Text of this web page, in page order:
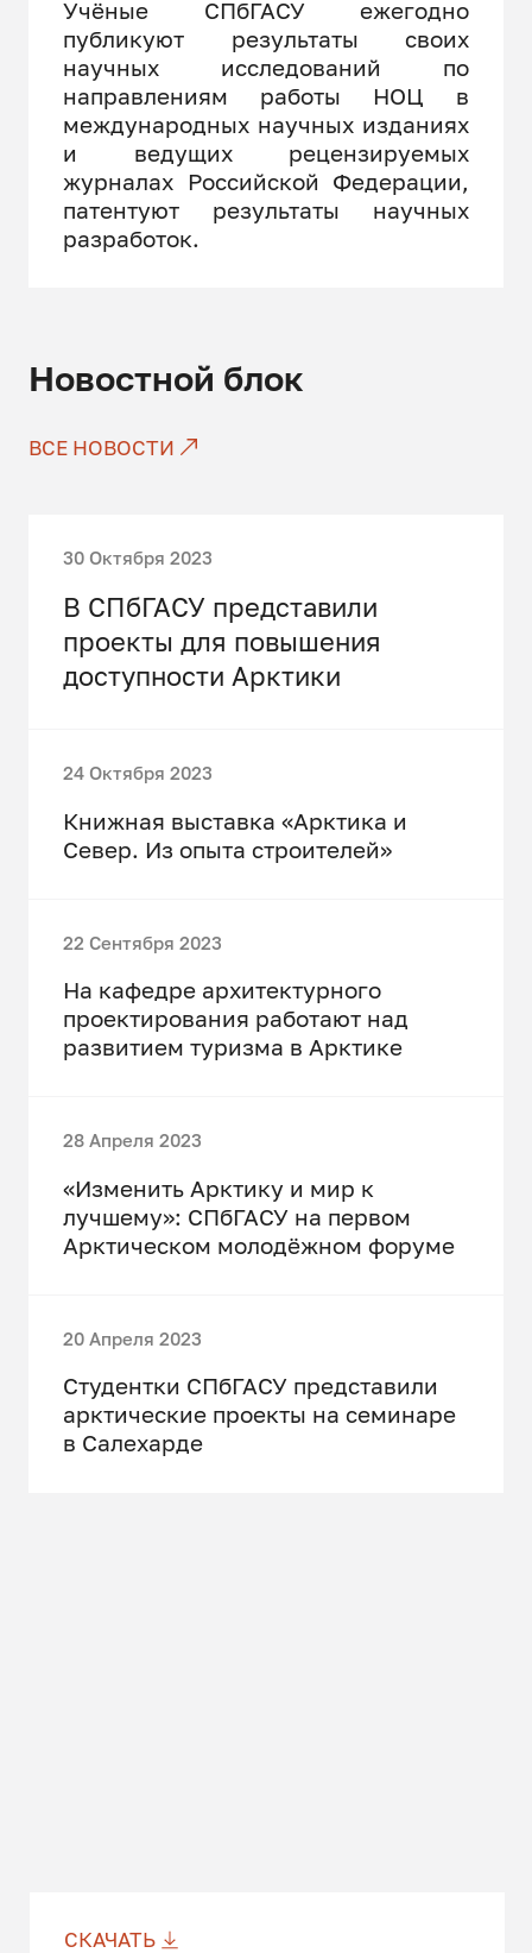
Учёные СПбГАСУ ежегодно
публикуют результаты своих
научных исследований по
направлениям работы НОЦ в
международных научных изданиях
и ведущих рецензируемых
журналах Российской Федерации,
патентуют результаты научных
разработок.
Новостной блок
ВСЕ НОВОСТИ
30 Октября 2023
В СПбГАСУ представили
проекты для повышения
доступности Арктики
24 Октября 2023
Книжная выставка «Арктика и
Север. Из опыта строителей»
22 Сентября 2023
На кафедре архитектурного
проектирования работают над
развитием туризма в Арктике
28 Апреля 2023
«Изменить Арктику и мир к
лучшему»: СПбГАСУ на первом
Арктическом молодёжном форуме
20 Апреля 2023
Студентки СПбГАСУ представили
арктические проекты на семинаре
в Салехарде
СКАЧАТЬ